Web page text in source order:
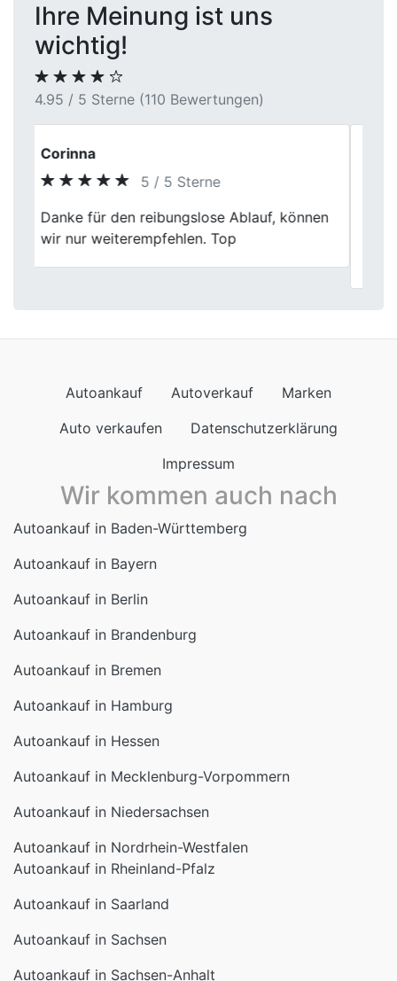
Ihre Meinung ist uns
wichtig!
4.95 / 5 Sterne (110 Bewertungen)
Dennis K.
5 / 5 Sterne
Ich hatte vorher keine Lust auf zig Termine.
Bei Fischer war nach einem Besuch alles
Previous
Autoankauf Autoverkauf
Marken
Auto verkaufen
Datenschutzerklärung
Impressum
Wir kommen auch nach
Autoankauf in Baden-Württemberg
Autoankauf in Bayern
Autoankauf in Berlin
Autoankauf in Brandenburg
Autoankauf in Bremen
Autoankauf in Hamburg
Autoankauf in Hessen
Autoankauf in Mecklenburg-Vorpommern
Autoankauf in Niedersachsen
Autoankauf in Nordrhein-Westfalen
Autoankauf in Rheinland-Pfalz
Autoankauf in Saarland
Autoankauf in Sachsen
Autoankauf in Sachsen-Anhalt